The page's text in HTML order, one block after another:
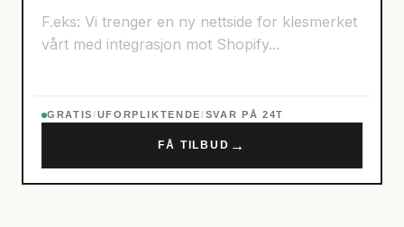
GRATIS/UFORPLIKTENDE/SVAR PÅ 24T
FÅ TILBUD →